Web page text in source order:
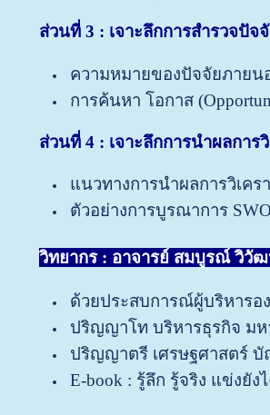
ส่วนที่ 3 : เจาะลึกการสำรวจปัจ
ความหมายของปัจจัยภายนอ
การค้นหา โอกาส
ส่วนที่ 4 : เจาะลึกการนำผลการ
แนวทางการนำผลการวิเค
ตัวอย่างการบูรณาการ
วิทยากร : อาจารย์ สมบูรณ์ วิวั
ด้วยประสบการณ์ผู้บริหารอ
ปริญญาโท บริหารธุรกิจ ม
ปริญญาตรี เศรษฐศาสตร์
E-book : รู้ลึก รู้จริง แข่งยัง